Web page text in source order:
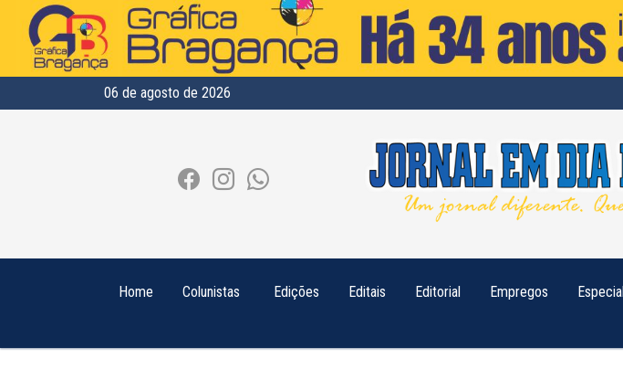
06 de agosto de 2026
Home Colunistas Edições Editais Editorial Empregos Especial